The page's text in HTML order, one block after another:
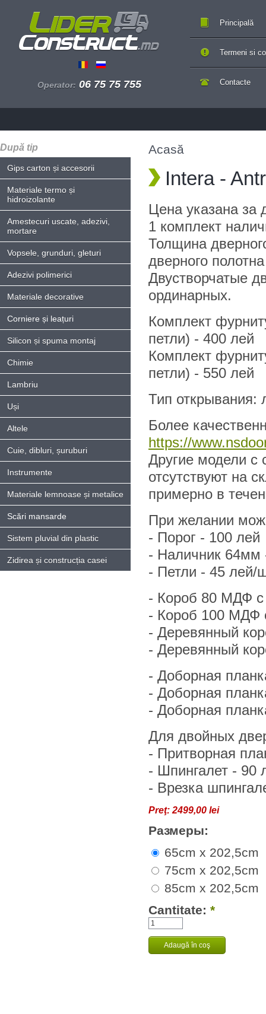
Operator: 06 75 75 755
Principală
Contacte
Termeni si
După tip
Gips carton și accesorii
Materiale termo și
hidroizolante
Amestecuri uscate, adezivi,
mortare
Vopsele, grunduri, gleturi
Adezivi polimerici
Materiale decorative
Corniere și leațuri
Silicon și spuma montaj
Chimie
Lambriu
Uși
Altele
Cuie, dibluri, șuruburi
Instrumente
Materiale lemnoase și metalice
Scări mansarde
Sistem pluvial din plastic
Zidirea și construcția casei
Acasă
Intera -
Цена указана за
1 комплект
Толщина
дверного
Двустворчатые
ординарных.
Комплект
петли) - 400 лей
Комплект
петли) - 550 лей
Тип открывания:
Более
https://
Другие модели с
отсутствуют на
примерно в
При желании
- Порог - 100 лей
- Hаличник 64мм
- Петли - 45 лей/
- Короб 80 МДФ с
- Короб 100 МДФ
- Деревянный
- Деревянный
- Доборная
- Доборная
- Доборная
Для двойных
- Притворная
- Шпингалет - 90
- Врезка
Preţ: 2499,00 lei
Размеры:
65cm x 202,5cm
75cm x 202,5cm
85cm x 202,5cm
Cantitate: *